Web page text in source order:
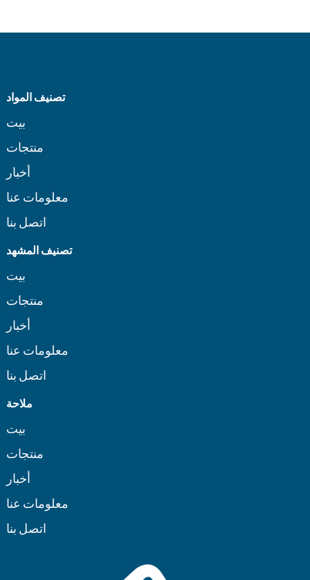
تصنيف المواد
بيت
منتجات
أخبار
معلومات عنا
اتصل بنا
تصنيف المشهد
بيت
منتجات
أخبار
معلومات عنا
اتصل بنا
ملاحة
بيت
منتجات
أخبار
معلومات عنا
اتصل بنا